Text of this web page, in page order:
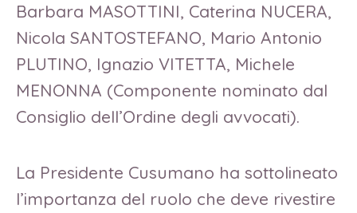
Barbara MASOTTINI, Caterina NUCERA,
Nicola SANTOSTEFANO, Mario Antonio
PLUTINO, Ignazio VITETTA, Michele
MENONNA (Componente nominato dal
Consiglio dell’Ordine degli avvocati).
La Presidente Cusumano ha sottolineato
l’importanza del ruolo che deve rivestire